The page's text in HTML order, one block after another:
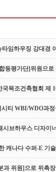
임하우징 강대경
동평가단]위원으
목조건축협회 제
티 WBI/WDO과
브하우스 디자이
캐나다 수퍼-E 기
과 위원]으로 위촉